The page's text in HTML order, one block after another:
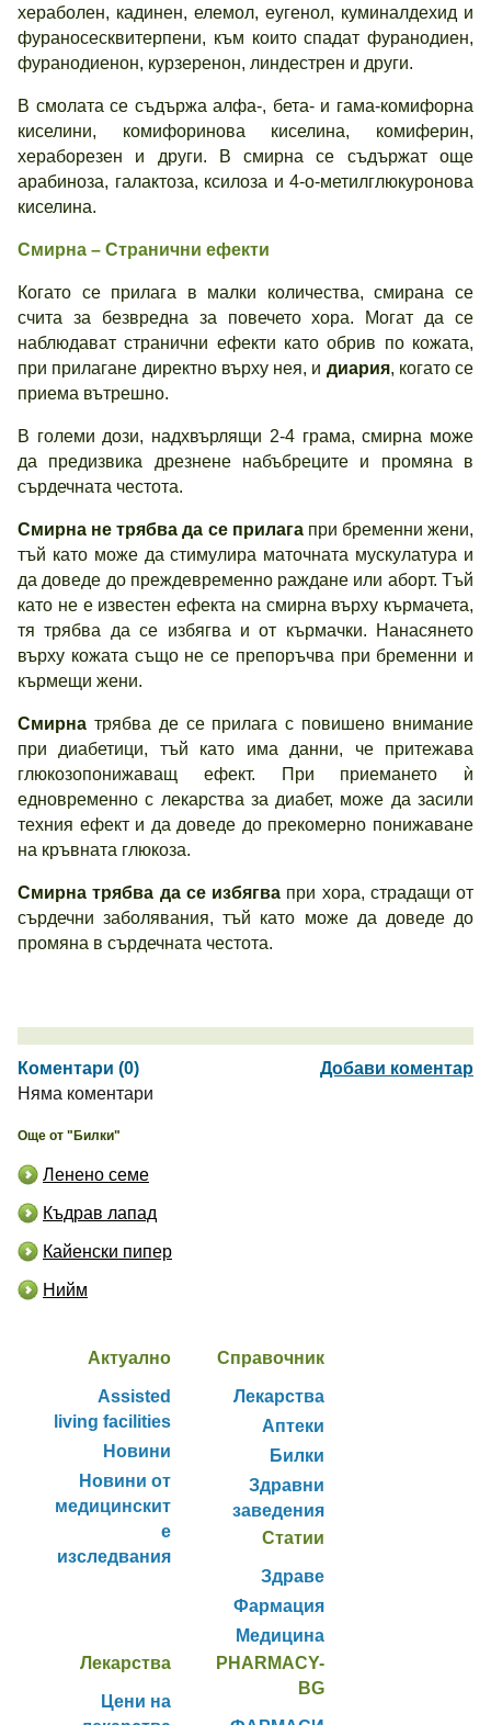
хераболен, кадинен, елемол, еугенол, куминалдехид и
фураносесквитерпени, към които спадат фуранодиен,
фуранодиенон, курзеренон, линдестрен и други.
В смолата се съдържа алфа-, бета- и гама-комифорна
киселини, комифоринова киселина, комиферин,
хераборезен и други. В смирна се съдържат още
арабиноза, галактоза, ксилоза и 4-о-метилглюкуронова
киселина.
Смирна – Странични ефекти
Когато се прилага в малки количества, смирана се
счита за безвредна за повечето хора. Могат да се
наблюдават странични ефекти като обрив по кожата,
при прилагане директно върху нея, и диария, когато се
приема вътрешно.
В големи дози, надхвърлящи 2-4 грама, смирна може
да предизвика дрезнене набъбреците и промяна в
сърдечната честота.
Смирна не трябва да се прилагапри бременни жени,
тъй като може да стимулира маточната мускулатура и
да доведе до преждевременно раждане или аборт. Тъй
като не е известен ефекта на смирна върху кърмачета,
тя трябва да се избягва и от кърмачки. Нанасянето
върху кожата също не се препоръчва при бременни и
кърмещи жени.
Смирна трябва де се прилага с повишено внимание
при диабетици, тъй като има данни, че притежава
глюкозопонижаващ ефект. При приемането ѝ
едновременно с лекарства за диабет, може да засили
техния ефект и да доведе до прекомерно понижаване
на кръвната глюкоза.
Смирна трябва да се избягва при хора, страдащи от
сърдечни заболявания, тъй като може да доведе до
промяна в сърдечната честота.
Коментари (0)
Добави коментар
Няма коментари
Още от "Билки"
Ленено семе
Къдрав лапад
Кайенски пипер
Нийм
Актуално
Assisted
living facilities
Новини
Новини от
медицинскит
е
изследвания
Справочник
Лекарства
Аптеки
Билки
Здравни
заведения
Статии
Здраве
Фармация
Медицина
Лекарства
Цени на
PHARMACY-
BG